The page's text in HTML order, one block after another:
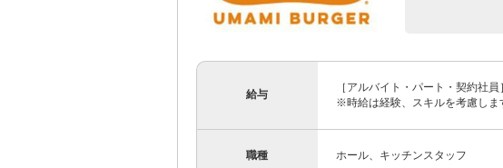
給与
［アルバイト・パート・契約社
※時給は経験、スキルを考慮し
職種 ホール、キッチンスタッフ